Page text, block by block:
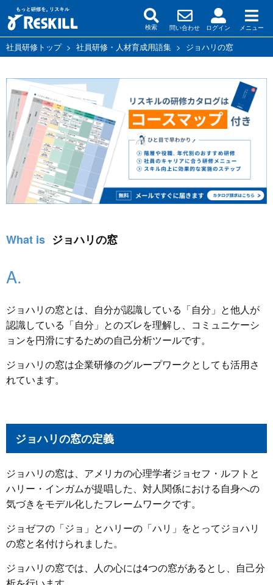
検索 問い合わせ ログイン メニュー
社員研修トップ> 社員研修・人材育成用語集 > ジョハリの窓
ジョハリの窓
ジョハリの窓とは、自分が認識している「自分」と他人が
認識している「自分」とのズレを理解し、コミュニケーシ
ョンを円滑にするための自己分析ツールです。
ジョハリの窓は企業研修のグループワークとしても活用さ
れています。
ジョハリの窓の定義
ジョハリの窓は、アメリカの心理学者ジョセフ・ルフトと
ハリー・インガムが提唱した、対人関係における自身への
気づきをモデル化したフレームワークです。
ジョゼフの「ジョ」とハリーの「ハリ」をとってジョハリ
の窓と名付けられました。
ジョハリの窓では、人の心には4つの窓があるとし、自己分